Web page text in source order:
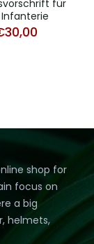
für
30,00
shop for
focus on
a big
helmets,